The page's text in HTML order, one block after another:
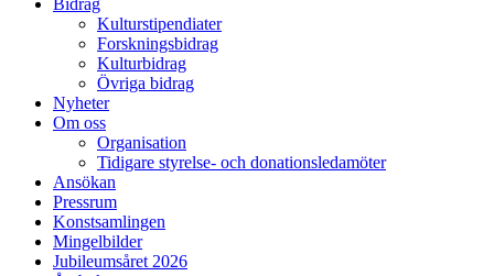
Bidrag
Kulturstipendiater
Forskningsbidrag
Kulturbidrag
Övriga bidrag
Nyheter
Om oss
Organisation
Tidigare styrelse- och donationsledamöter
Ansökan
Pressrum
Konstsamlingen
Mingelbilder
Jubileumsåret 2026